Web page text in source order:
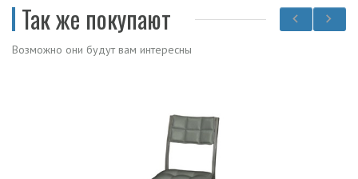
Так же покупают
Возможно они будут вам интересны